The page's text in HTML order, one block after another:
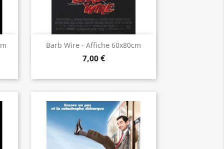
Barb Wire - Affiche 60x80cm
7,00 €
Aperçu rapide